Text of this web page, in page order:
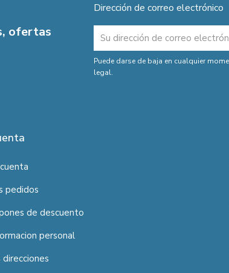
ofertas
Dirección de correo electrónico
Puede darse de baja en cualquier
legal.
pedidos
de descuento
personal
direcciones